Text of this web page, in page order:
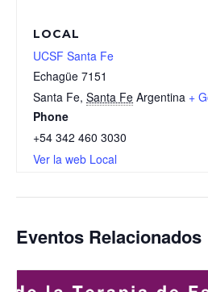
LOCAL
UCSF Santa Fe
Echagüe 7151
Santa Fe, Santa Fe Argentina +
Phone
+54 342 460 3030
Ver la web Local
Eventos Relacionados